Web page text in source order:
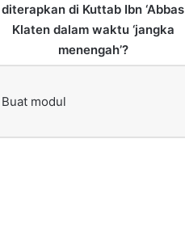
diterapkan di Kuttab Ibn ‘Abbas
Klaten dalam waktu ‘jangka
menengah’?
Buat modul